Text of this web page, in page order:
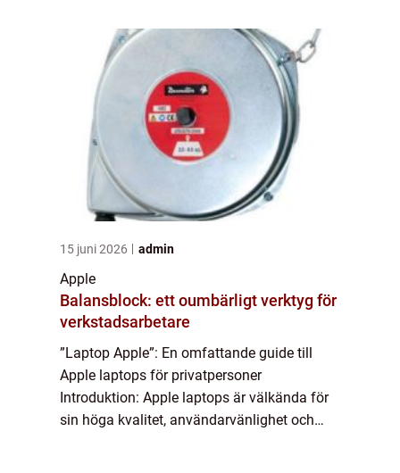
15 juni 2026 admin
Apple
Balansblock: ett oumbärligt verktyg för
verkstadsarbetare
”Laptop Apple”: En omfattande guide till
Apple laptops för privatpersoner
Introduktion: Apple laptops är välkända för
sin höga kvalitet, användarvänlighet och